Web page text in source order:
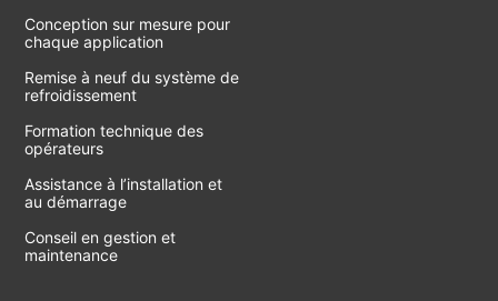
Conception sur mesure pour
chaque application
Remise à neuf du système de
refroidissement
Formation technique des
opérateurs
Assistance à l’installation et
au démarrage
Conseil en gestion et
maintenance